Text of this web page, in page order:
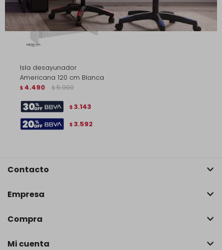
Isla desayunador
Americana 120 cm Blanca
$ 4.490 $ 5.990
$ 3.143
$ 3.592
Contacto
Empresa
Compra
Mi cuenta